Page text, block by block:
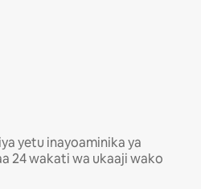
yetu inayoaminika ya
24 wakati wa ukaaji wako